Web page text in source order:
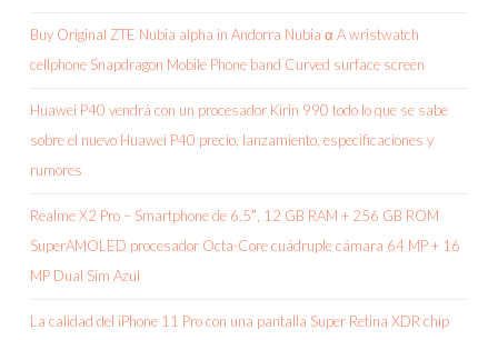
Buy Original ZTE Nubia alpha in Andorra Nubia α A wristwatch
cellphone Snapdragon Mobile Phone band Curved surface screen
Huawei P40 vendrá con un procesador Kirin 990 todo lo que se sabe
sobre el nuevo Huawei P40 precio, lanzamiento, especificaciones y
rumores
Realme X2 Pro – Smartphone de 6.5″, 12 GB RAM + 256 GB ROM
SuperAMOLED procesador Octa-Core cuádruple cámara 64 MP + 16
MP Dual Sim Azul
La calidad del iPhone 11 Pro con una pantalla Super Retina XDR chip